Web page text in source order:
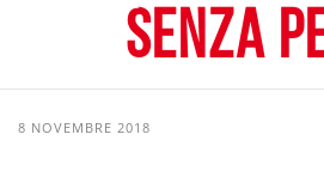
senza
8 NOVEMBRE 2018